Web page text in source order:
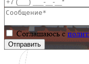
Соглашаюсь с